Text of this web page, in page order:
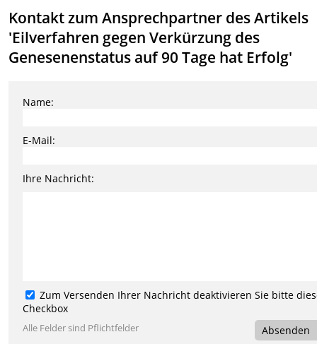
Kontakt zum Ansprechpartner des Artikels
'Eilverfahren gegen Verkürzung des
Genesenenstatus auf 90 Tage hat Erfolg'
Name:
E-Mail:
Ihre Nachricht:
Zum Versenden Ihrer Nachricht deaktivieren Sie bitte
Checkbox
Alle Felder sind Pflichtfelder Absenden